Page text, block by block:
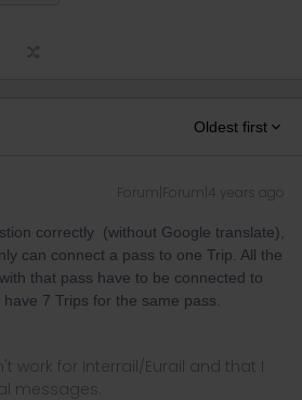
Oldest first
Forum|Forum|4 years ago
correctly (without Google translate),
can connect a pass to one Trip. All the
that pass have to be connected to
7 Trips for the same pass.
work for Interrail/Eurail and that I
messages.